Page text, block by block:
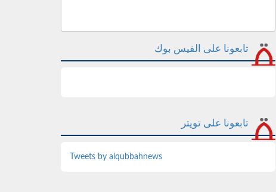
تابعونا على الفيس بوك
تابعونا على تويتر
Tweets by alqubbahnews